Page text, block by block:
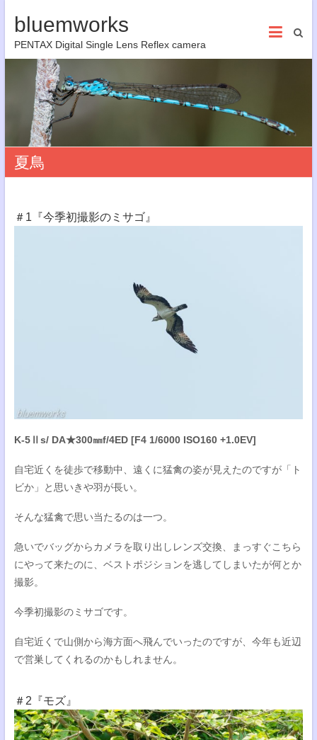
bluemworks
PENTAX Digital Single Lens Reflex camera
夏鳥
＃1『今季初撮影のミサゴ』
K-5Ⅱs/ DA★300㎜f/4ED [F4 1/6000 ISO160 +1.0EV]
自宅近くを徒歩で移動中、遠くに猛禽の姿が見えたのですが「ト
ビか」と思いきや羽が長い。
そんな猛禽で思い当たるのは一つ。
急いでバッグからカメラを取り出しレンズ交換、まっすぐこちら
にやって来たのに、ベストポジションを逃してしまいたが何とか
撮影。
今季初撮影のミサゴです。
自宅近くで山側から海方面へ飛んでいったのですが、今年も近辺
で営巣してくれるのかもしれません。
＃2『モズ』